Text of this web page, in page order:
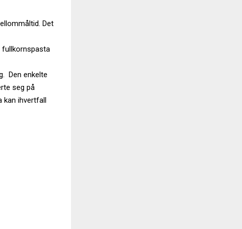
Det
fullkornspasta
Den enkelte
seg på
kan ihvertfall